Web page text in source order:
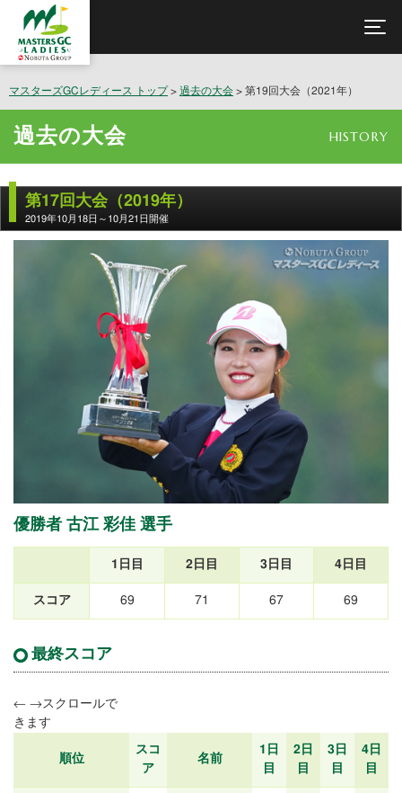
マスターズGCレディース トップ> 過去の大会 > 第19回大会（2021年）
過去の大会 HISTORY
第17回大会（2019年）
2019年10月18日～10月21日開催
優勝者 古江 彩佳 選手
1日目 2日目 3日目 4日目
スコア 69 71 67 69
最終スコア
順位
スコ
ア
名前
1日
目
2日
目
3日
目
4日
目